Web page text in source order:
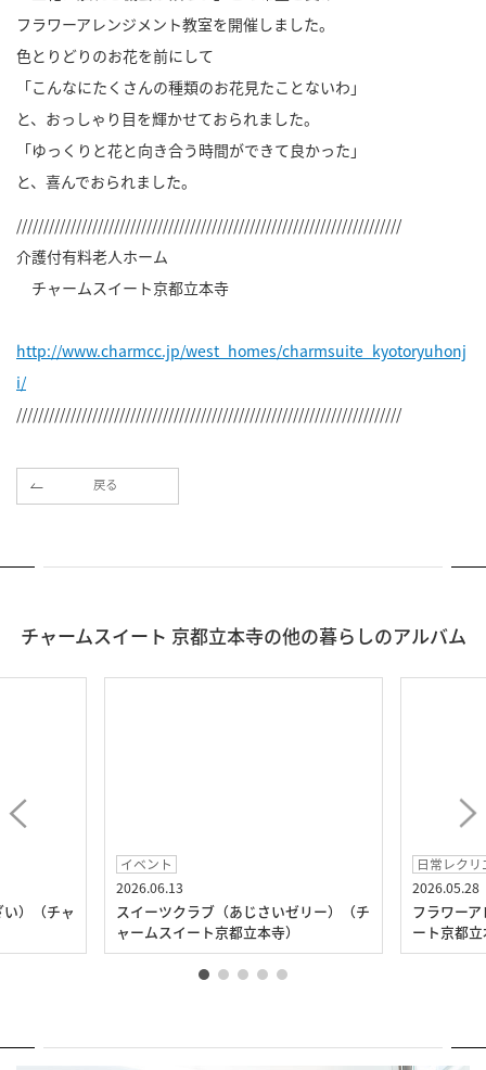
フラワーアレンジメント教室を開催しました。
色とりどりのお花を前にして
「こんなにたくさんの種類のお花見たことないわ」
と、おっしゃり目を輝かせておられました。
「ゆっくりと花と向き合う時間ができて良かった」
と、喜んでおられました。
///////////////////////////////////////////////////////////////////////
介護付有料老人ホーム
チャームスイート京都立本寺
http://www.charmcc.jp/west_homes/charmsuite_kyotoryuhonj
i/
///////////////////////////////////////////////////////////////////////
戻る
チャームスイート 京都立本寺の他の暮らしのアルバム
）（チャ
イベント
2026.06.13
スイーツクラブ（あじさいゼリー）（チ
ャームスイート京都立本寺）
日常レク
2026.05.28
フラワー
ート京都